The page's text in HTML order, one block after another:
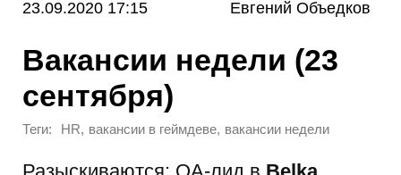
23.09.2020 17:15 Евгений Объедков
Вакансии недели (23
сентября)
Теги: HR, вакансии в геймдеве, вакансии недели